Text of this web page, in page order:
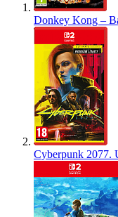
Donkey Kong –
Cyberpunk 2077.